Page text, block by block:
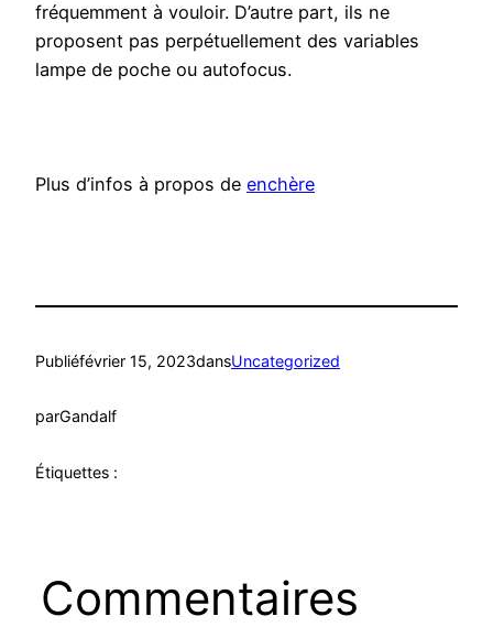
fréquemment à vouloir. D’autre part, ils ne
proposent pas perpétuellement des variables
lampe de poche ou autofocus.
Plus d’infos à propos de enchère
Publiéfévrier 15, 2023dansUncategorized
parGandalf
Étiquettes :
Commentaires